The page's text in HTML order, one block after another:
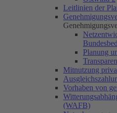
Leitlinien der
Planung
Mitnutzung
Vorhaben von
(WAFB)